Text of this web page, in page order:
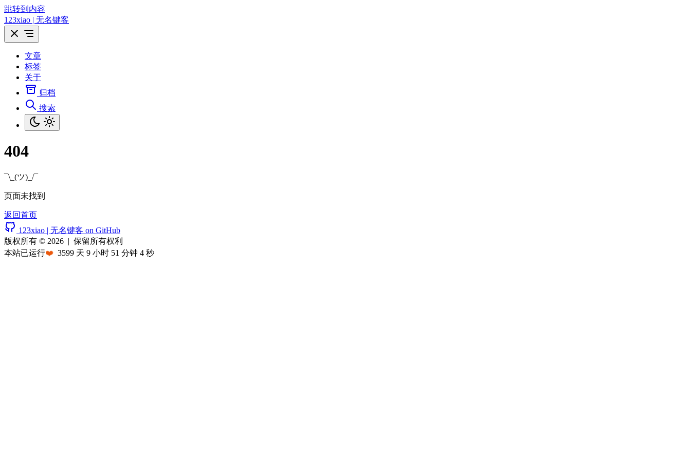
跳转到内容
123xiao | 无名键客
文章
标签
关于
归档
搜索
404
¯\_(ツ)_/¯
页面未找到
返回首页
123xiao | 无名键客 on GitHub
版权所有 © 2026 | 保留所有权利
本站已运行❤️ 3599 天 9 小时 51 分钟 4 秒